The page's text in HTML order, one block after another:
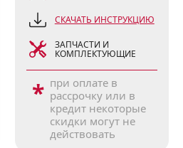
СКАЧАТЬ ИНСТРУКЦИЮ
ЗАПЧАСТИ И
КОМПЛЕКТУЮЩИЕ
* при оплате в
рассрочку или в
кредит некоторые
скидки могут не
действовать